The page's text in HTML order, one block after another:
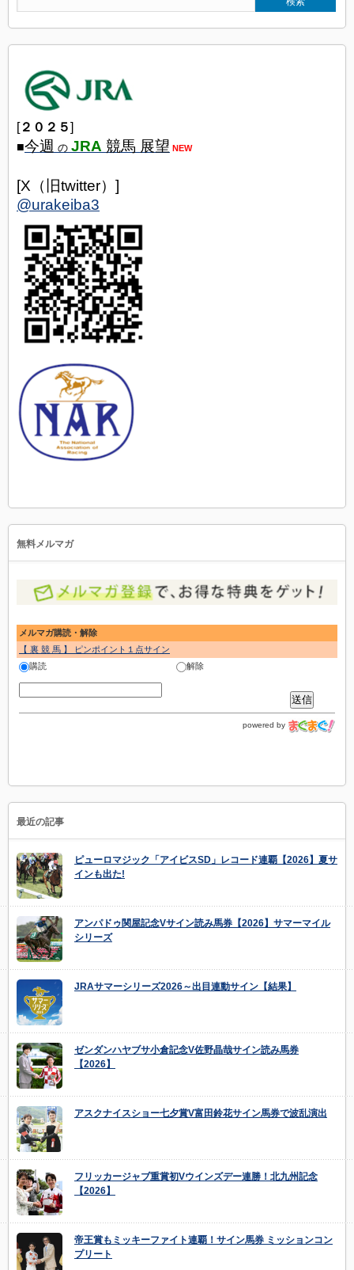
[２０２５]
■今週 の JRA 競馬 展望 NEW
[X（旧twitter）]
@urakeiba3
無料メルマガ
メルマガ購読・解除
【 裏 競 馬 】 ピンポイント１点サイン
購読
解除
powered by
最近の記事
ピューロマジック「アイビスSD」レコード連覇【2026】夏サ
インも出た!
アンパドゥ関屋記念Vサイン読み馬券【2026】サマーマイル
シリーズ
JRAサマーシリーズ2026～出目連動サイン【結果】
ゼンダンハヤブサ小倉記念V佐野晶哉サイン読み馬券
【2026】
アスクナイスショー七夕賞V富田鈴花サイン馬券で波乱演出
フリッカージャブ重賞初Vウインズデー連勝！北九州記念
【2026】
帝王賞もミッキーファイト連覇！サイン馬券 ミッションコン
プリート